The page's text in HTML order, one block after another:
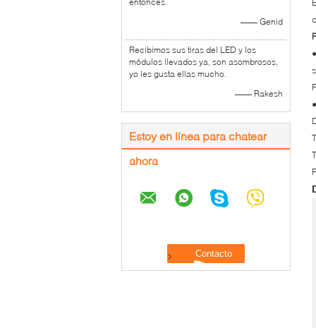
—— Genid
Recibimos sus tiras del LED y los
módulos llevados ya, son asombrosos,
yo les gusta ellas mucho.
—— Rakesh
Estoy en línea para chatear
ahora